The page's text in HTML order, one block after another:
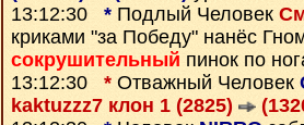
13:12:30 * Подлый Человек
криками "за Победу" нанёс
сокрушительный пинок по
13:12:30 * Отважный Человек
kaktuzzz7 клон 1 (2825)